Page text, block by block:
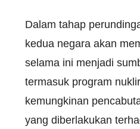
Dalam tahap
kedua negara akan
selama ini menjadi
termasuk program
kemungkinan
yang diberlakukan